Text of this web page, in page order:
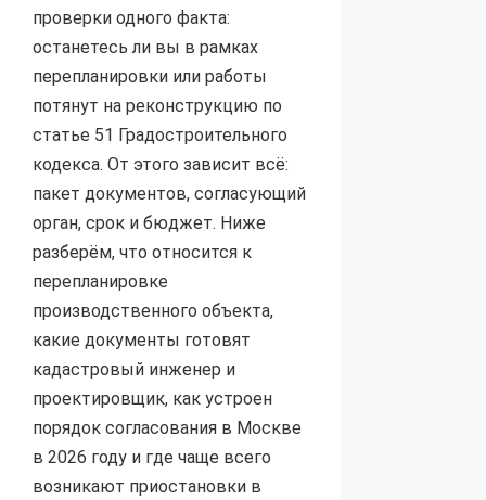
проверки одного факта:
останетесь ли вы в рамках
перепланировки или работы
потянут на реконструкцию по
статье 51 Градостроительного
кодекса. От этого зависит всё:
пакет документов, согласующий
орган, срок и бюджет. Ниже
разберём, что относится к
перепланировке
производственного объекта,
какие документы готовят
кадастровый инженер и
проектировщик, как устроен
порядок согласования в Москве
в 2026 году и где чаще всего
возникают приостановки в